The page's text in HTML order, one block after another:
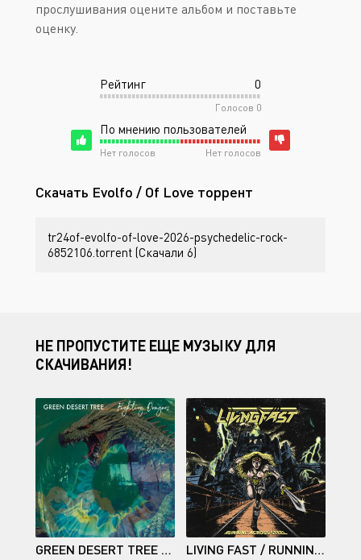
прослушивания оцените альбом и поставьте
оценку.
Рейтинг 0
Голосов 0
По мнению пользователей
Нет голосов Нет голосов
Скачать Evolfo / Of Love торрент
tr24of-evolfo-of-love-2026-psychedelic-rock-
6852106.torrent (Скачали 6)
НЕ ПРОПУСТИТЕ ЕЩЕ МУЗЫКУ ДЛЯ
СКАЧИВАНИЯ!
GREEN DESERT TREE / FIGHTING DRAGONS LIVING FAST / RUNNING ACROSS STEEL